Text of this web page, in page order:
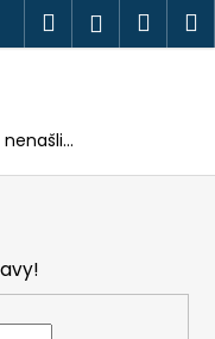
Hľadať